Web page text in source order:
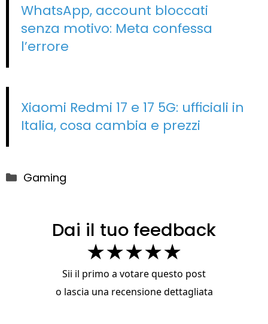
WhatsApp, account bloccati
senza motivo: Meta confessa
l’errore
Xiaomi Redmi 17 e 17 5G: ufficiali in
Italia, cosa cambia e prezzi
Categorie
Gaming
Dai il tuo feedback
★★★★★
Sii il primo a votare questo post
o lascia una recensione dettagliata